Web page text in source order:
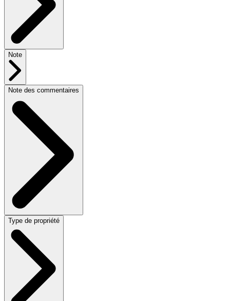
Note
Note des commentaires
Type de propriété